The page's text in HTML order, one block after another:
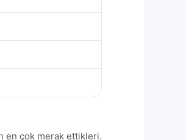
en çok merak ettikleri.